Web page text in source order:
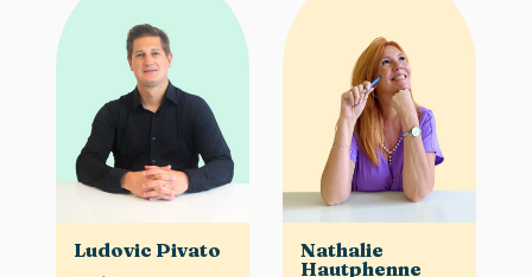
Ludovic Pivato
Nathalie
Hautphenne